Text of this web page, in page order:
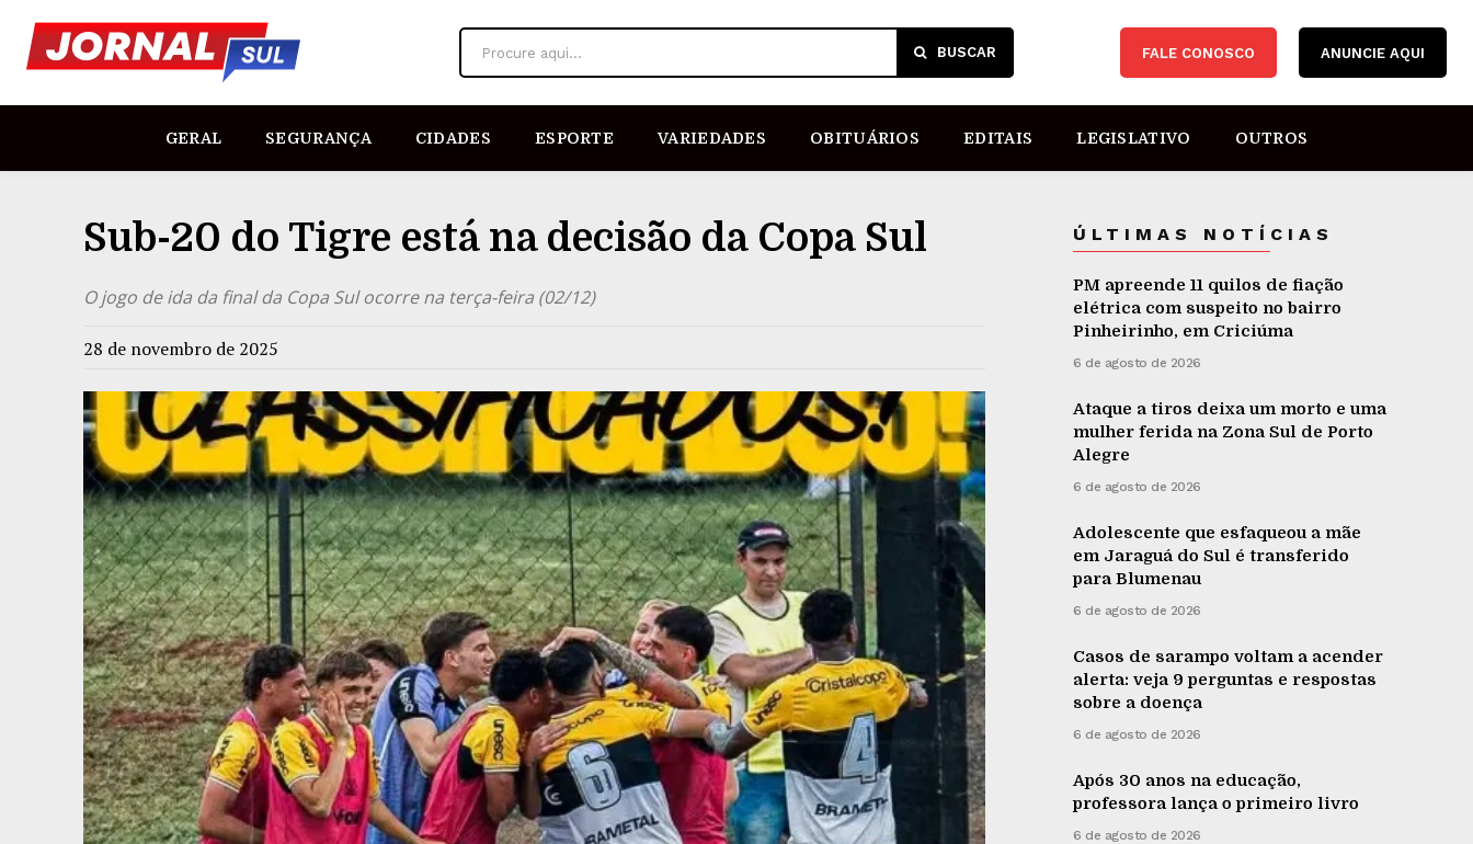
Procure aqui... BUSCAR FALE CONOSCO ANUNCIE AQUI
GERAL SEGURANÇA CIDADES ESPORTE VARIEDADES OBITUÁRIOS EDITAIS LEGISLATIVO OUTROS
Sub-20 do Tigre está na decisão da Copa Sul
O jogo de ida da final da Copa Sul ocorre na terça-feira (02/12)
28 de novembro de 2025
ÚLTIMAS NOTÍCIAS
PM apreende 11 quilos de fiação
elétrica com suspeito no bairro
Pinheirinho, em Criciúma
6 de agosto de 2026
Ataque a tiros deixa um morto e uma
mulher ferida na Zona Sul de Porto
Alegre
6 de agosto de 2026
Adolescente que esfaqueou a mãe
em Jaraguá do Sul é transferido
para Blumenau
6 de agosto de 2026
Casos de sarampo voltam a acender
alerta: veja 9 perguntas e respostas
sobre a doença
6 de agosto de 2026
Após 30 anos na educação,
professora lança o primeiro livro
6 de agosto de 2026